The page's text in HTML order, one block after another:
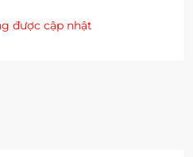
được cập nhật